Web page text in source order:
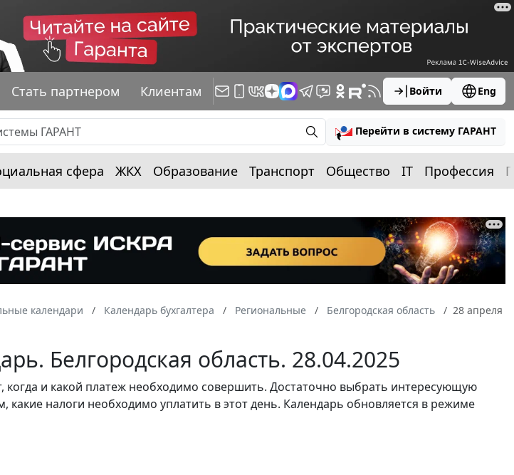
Стать партнером Клиентам Войти Eng
Перейти в систему ГАРАНТ
сфера ЖКХ Образование Транспорт Общество IT Профессия
календари Календарь бухгалтера Региональные Белгородская область
28 апреля
Белгородская область. 28.04.2025
когда и какой платеж необходимо совершить. Достаточно выбрать интересующую
какие налоги необходимо уплатить в этот день. Календарь обновляется в режиме